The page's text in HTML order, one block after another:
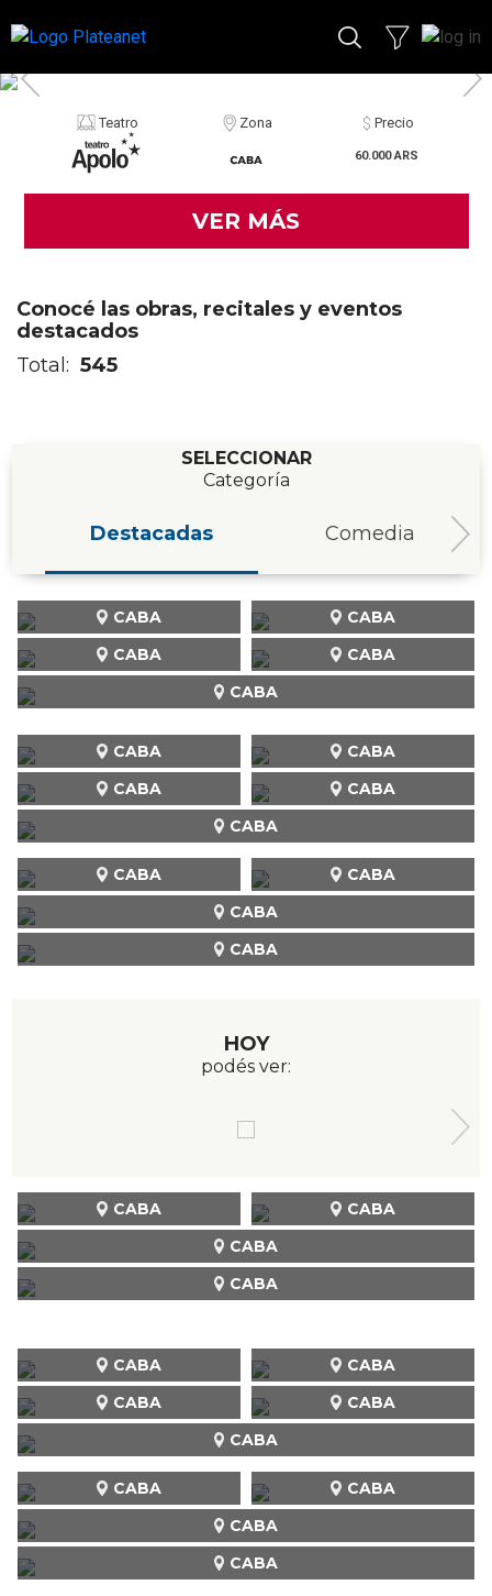
Teatro Zona Precio
60.000 ARS
VER MÁS
Conocé las obras, recitales y eventos
destacados
Total: 545
SELECCIONAR
Categoría
Destacadas Comedia
CABA
CABA
CABA
CABA
CABA
CABA CABA
CABA
CABA CABA
CABA
CABA CABA
CABA
HOY
podés ver:
CABA
CABA CABA
CABA
CABA CABA
CABA
CABA CABA
CABA
CABA CABA
CABA